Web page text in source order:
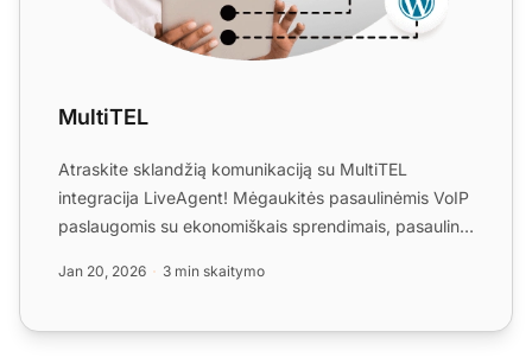
MultiTEL
Atraskite sklandžią komunikaciją su MultiTEL
integracija LiveAgent! Mėgaukitės pasaulinėmis VoIP
paslaugomis su ekonomiškais sprendimais, pasauliniu
Jan 20, 2026 3 min skaitymo